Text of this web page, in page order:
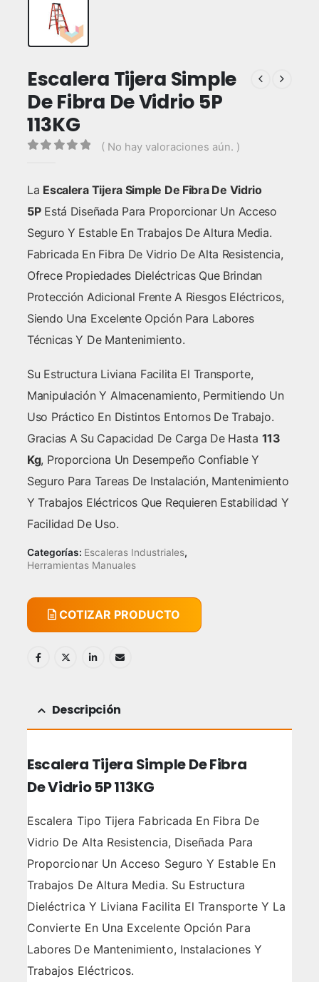
Escalera Tijera Simple
De Fibra De Vidrio 5P
113KG
( No hay valoraciones aún. )
La Escalera Tijera Simple De Fibra De Vidrio
5PEstá Diseñada Para Proporcionar Un Acceso
Seguro Y Estable En Trabajos De Altura Media.
Fabricada En Fibra De Vidrio De Alta Resistencia,
Ofrece Propiedades Dieléctricas Que Brindan
Protección Adicional Frente A Riesgos Eléctricos,
Siendo Una Excelente Opción Para Labores
Técnicas Y De Mantenimiento.
Su Estructura Liviana Facilita El Transporte,
Manipulación Y Almacenamiento, Permitiendo Un
Uso Práctico En Distintos Entornos De Trabajo.
Gracias A Su Capacidad De Carga De Hasta 113
Kg, Proporciona Un Desempeño Confiable Y
Seguro Para Tareas De Instalación, Mantenimiento
Y Trabajos Eléctricos Que Requieren Estabilidad Y
Facilidad De Uso.
Categorías: Escaleras Industriales,
Herramientas Manuales
COTIZAR PRODUCTO
Descripción
Escalera Tijera Simple De Fibra
De Vidrio 5P 113KG
Escalera Tipo Tijera Fabricada En Fibra De
Vidrio De Alta Resistencia, Diseñada Para
Proporcionar Un Acceso Seguro Y Estable En
Trabajos De Altura Media. Su Estructura
Dieléctrica Y Liviana Facilita El Transporte Y La
Convierte En Una Excelente Opción Para
Labores De Mantenimiento, Instalaciones Y
Trabajos Eléctricos.